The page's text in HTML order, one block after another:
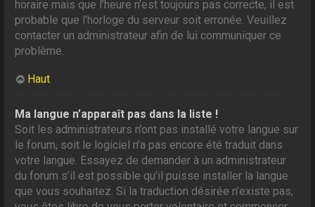
horaire mais que l’heure n’est toujours pas correcte, il est
probable que l’horloge du serveur soit erronée. Veuillez
contacter un administrateur afin de lui communiquer ce
problème.
Haut
Ma langue n’apparaît pas dans la liste !
Soit les administrateurs n’ont pas installé votre langue sur
le forum, soit le logiciel n’a pas encore été traduit dans
votre langue. Essayez de demander à un administrateur
du forum s’il est possible qu’il puisse installer la langue
que vous souhaitez. Si la traduction désirée n’existe pas,